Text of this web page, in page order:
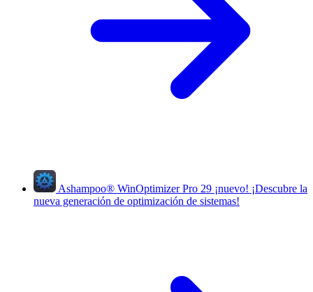
Ashampoo® WinOptimizer Pro 29 ¡nuevo! ¡Descubre la
nueva generación de optimización de sistemas!